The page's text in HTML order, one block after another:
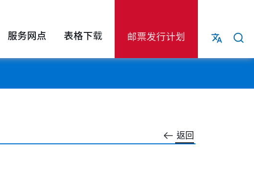
服务网点 表格下载 邮票发行计划
返回